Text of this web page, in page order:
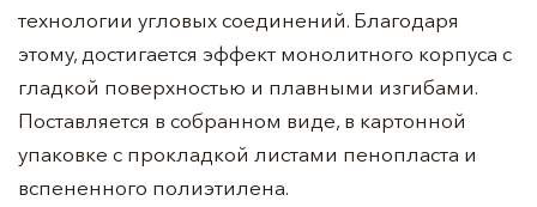
технологии угловых соединений. Благодаря
этому, достигается эффект монолитного корпуса с
гладкой поверхностью и плавными изгибами.
Поставляется в собранном виде, в картонной
упаковке с прокладкой листами пенопласта и
вспененного полиэтилена.